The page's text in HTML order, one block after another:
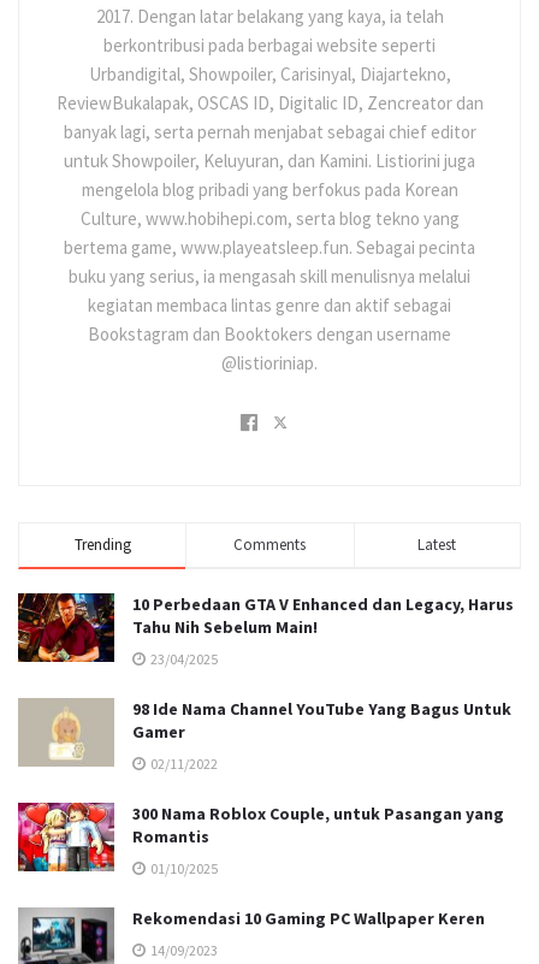
2017. Dengan latar belakang yang kaya, ia telah
berkontribusi pada berbagai website seperti
Urbandigital, Showpoiler, Carisinyal, Diajartekno,
ReviewBukalapak, OSCAS ID, Digitalic ID, Zencreator dan
banyak lagi, serta pernah menjabat sebagai chief editor
untuk Showpoiler, Keluyuran, dan Kamini. Listiorini juga
mengelola blog pribadi yang berfokus pada Korean
Culture, www.hobihepi.com, serta blog tekno yang
bertema game, www.playeatsleep.fun. Sebagai pecinta
buku yang serius, ia mengasah skill menulisnya melalui
kegiatan membaca lintas genre dan aktif sebagai
Bookstagram dan Booktokers dengan username
@listioriniap.
Trending Comments Latest
10 Perbedaan GTA V Enhanced dan Legacy, Harus
Tahu Nih Sebelum Main!
23/04/2025
98 Ide Nama Channel YouTube Yang Bagus Untuk
Gamer
02/11/2022
300 Nama Roblox Couple, untuk Pasangan yang
Romantis
01/10/2025
Rekomendasi 10 Gaming PC Wallpaper Keren
14/09/2023